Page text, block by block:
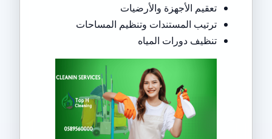
تعقيم الأجهزة والأرضيات
ترتيب المستندات وتنظيم المساحات
تنظيف دورات المياه